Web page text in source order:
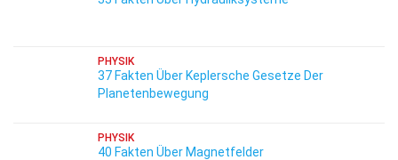
PHYSIK
37 Fakten Über Keplersche Gesetze Der
Planetenbewegung
PHYSIK
40 Fakten Über Magnetfelder